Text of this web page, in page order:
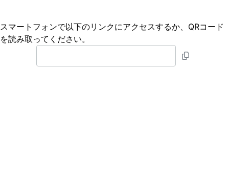
スマートフォンで以下のリンクにアクセスするか、QRコード
を読み取ってください。